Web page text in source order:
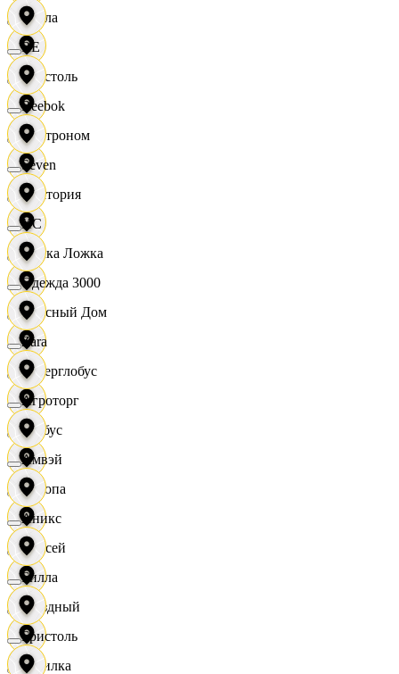
Билла
Бристоль
Быстроном
Виктория
Вилка Ложка
Вкусный Дом
Гиперглобус
Глобус
Европа
Елисей
Звездный
Горилка
RE
Reebok
Seven
XC
Одежда 3000
Zara
Агроторг
Амвэй
Аникс
Билла
Бристоль